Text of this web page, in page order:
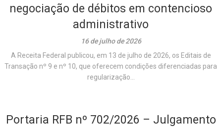
negociação de débitos em contencioso
administrativo
16 de julho de 2026
A Receita Federal publicou, em 13 de julho de 2026, os Editais de
Transação nº 9 e nº 10, que oferecem condições diferenciadas para
regularização...
Portaria RFB nº 702/2026 – Julgamento